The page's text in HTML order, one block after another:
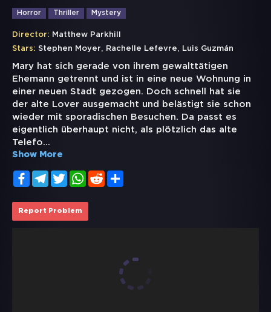
Horror Thriller Mystery
Director: Matthew Parkhill
Stars: Stephen Moyer, Rachelle Lefevre, Luis Guzmán
Mary hat sich gerade von ihrem gewalttätigen
Ehemann getrennt und ist in eine neue Wohnung in
einer neuen Stadt gezogen. Doch schnell hat sie
der alte Lover ausgemacht und belästigt sie schon
wieder mit sporadischen Besuchen. Da passt es
eigentlich überhaupt nicht, als plötzlich das alte
Telefo...
Show More
FacebookTelegramTwitterWhatsApp
Reddit
Report Problem